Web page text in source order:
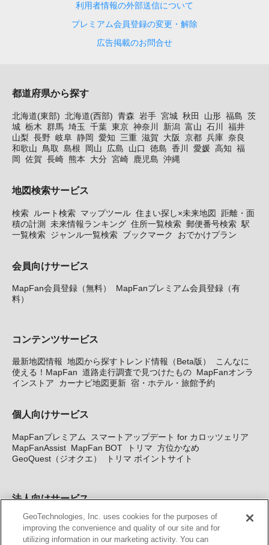
利用者情報の外部送信について
プレミアム会員登録の変更・解除
広告掲載のお問合せ
都道府県から探す
北海道(東部) 北海道(西部) 青森 岩手 宮城 秋田 山形 福島 茨
城 栃木 群馬 埼玉 千葉 東京 神奈川 新潟 富山 石川
福井
山梨 長野 岐阜 静岡 愛知 三重 滋賀 大阪 京都 兵庫 奈良
和歌山
鳥取 島根 岡山 広島 山口 徳島 香川 愛媛 高知 福
岡
佐賀 長崎 熊本 大分 宮崎 鹿児島 沖縄
地図検索サービス
検索 ルート検索 マップツール 住まい探し×未来地図
距離・面
積の計測 未来情報ランキング 住所一覧検索 郵便番号検索 駅
一覧検索 ジャンル一覧検索 ブックマーク おでかけプラン
会員向けサービス
MapFan会員登録（無料）
MapFanプレミアム会員登録（有
料）
コンテンツサービス
最新地図情報 地図から探すトレンド情報（Beta版）
こんなに
使える！MapFan 道路走行調査で見つけたもの MapFanオンラ
インストア
カーナビ地図更新 宿・ホテル・旅館予約
個人向けサービス
MapFanプレミアム
スマートアップデート for カロッツェリア
MapFanAssist MapFan BOT トリマ 方位かなめ
GeoQuest（ジオクエ）
トリマ ポイントサイト
法人向けサービス
法人向け地図・位置情報サービス WEBサイト・システム向け地
図API Windows PC向け地図開発キット MapFan DB 住所確認
サービス
MAP WORLD+ トリマ広告 Geo-Research
GeoTechnologies, Inc. uses cookies for the purposes of
improving the convenience and quality of our site and for
utilizing information in our marketing activity. You can